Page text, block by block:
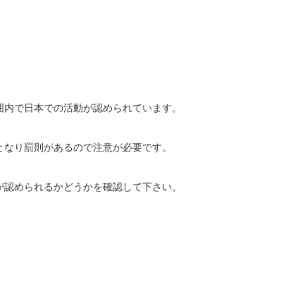
で日本での活動が認められています。
り罰則があるので注意が必要です。
められるかどうかを確認して下さい。